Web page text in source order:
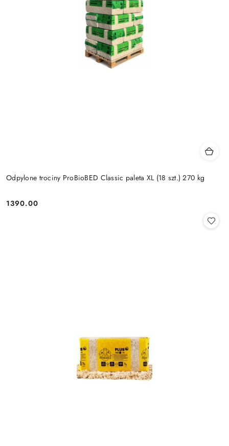
Odpylone trociny ProBioBED Classic paleta XL (18 szt.) 270 kg
Cena:
1390.00